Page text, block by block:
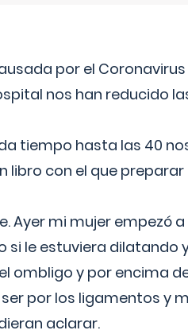
por el
nos han reducido
tiempo hasta las 40
libro con el que
Ayer mi mujer empezó
si le estuviera dilatando
ombligo y por encima
por los ligamentos y
aclarar.